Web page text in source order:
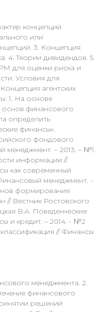
концепций
или
3. Концепция
4. Теории дивидендов. 5.
для оценки риска и
Условия для
агентских
1. На основе
основ финансового
определить
финансы».
фондового
менеджмент. – 2013. – №1.
информации //
как современный
менеджмент. -
формирования
// Вестник Ростовского
В.А. Поведенческие
и кредит. – 2014. - №2
// Финансы
менеджмента. 2.
финансового
решений